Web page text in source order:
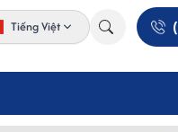
Tiếng Việt